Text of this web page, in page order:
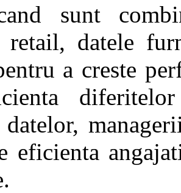
sunt
retail, datele
a creste
datelor,
eficienta